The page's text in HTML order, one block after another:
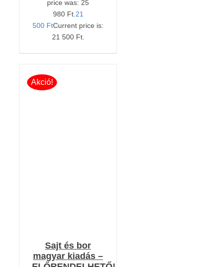
price was: 25
980 Ft. 21
500 FtCurrent price is:
21 500 Ft.
Akció!
Sajt és bor
magyar kiadás –